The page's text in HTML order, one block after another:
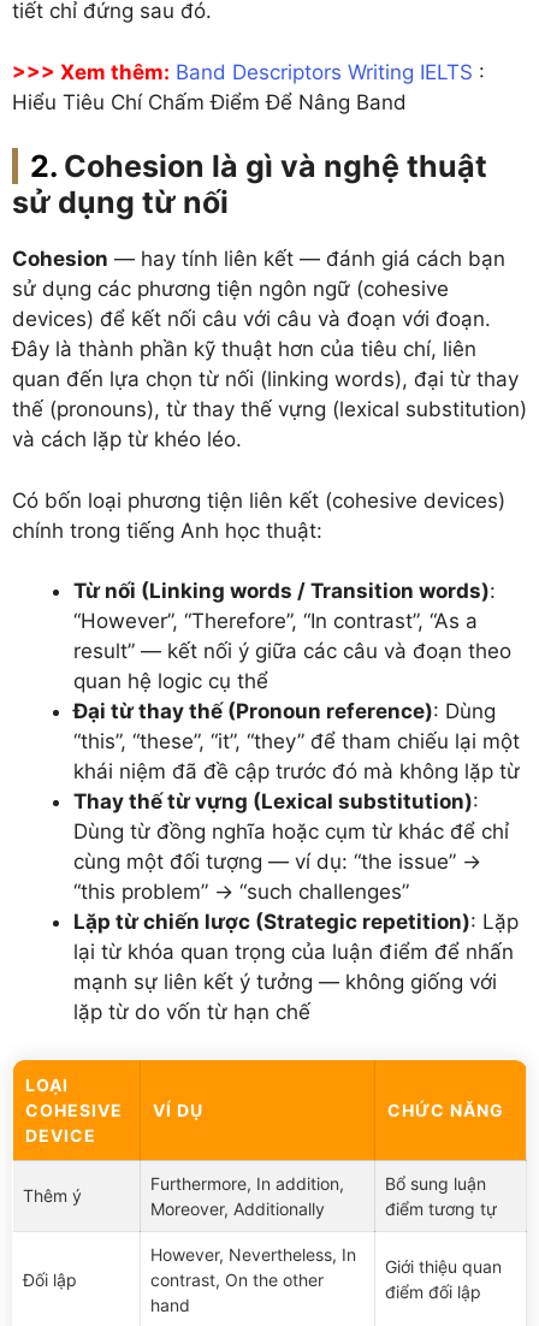
tiết chỉ đứng sau đó.
>>> Xem thêm: Band Descriptors Writing IELTS :
Hiểu Tiêu Chí Chấm Điểm Để Nâng Band
Cohesion là gì và nghệ thuật
sử dụng từ nối
Cohesion — hay tính liên kết — đánh giá cách bạn
sử dụng các phương tiện ngôn ngữ (cohesive
devices) để kết nối câu với câu và đoạn với đoạn.
Đây là thành phần kỹ thuật hơn của tiêu chí, liên
quan đến lựa chọn từ nối (linking words), đại từ thay
thế (pronouns), từ thay thế vựng (lexical substitution)
và cách lặp từ khéo léo.
Có bốn loại phương tiện liên kết (cohesive devices)
chính trong tiếng Anh học thuật:
Từ nối (Linking words / Transition words):
“However”, “Therefore”, “In contrast”, “As a
result” — kết nối ý giữa các câu và đoạn theo
quan hệ logic cụ thể
Đại từ thay thế (Pronoun reference): Dùng
“this”, “these”, “it”, “they” để tham chiếu lại một
khái niệm đã đề cập trước đó mà không lặp từ
Thay thế từ vựng (Lexical substitution):
Dùng từ đồng nghĩa hoặc cụm từ khác để chỉ
cùng một đối tượng — ví dụ: “the issue” →
“this problem” → “such challenges”
Lặp từ chiến lược (Strategic repetition): Lặp
lại từ khóa quan trọng của luận điểm để nhấn
mạnh sự liên kết ý tưởng — không giống với
lặp từ do vốn từ hạn chế
LOẠI
COHESIVE
DEVICE
VÍ DỤ CHỨC NĂNG
Thêm ý
Furthermore, In addition,
Moreover, Additionally
Bổ sung luận
điểm tương tự
Đối lập
However, Nevertheless, In
contrast, On the other
hand
Giới thiệu quan
điểm đối lập